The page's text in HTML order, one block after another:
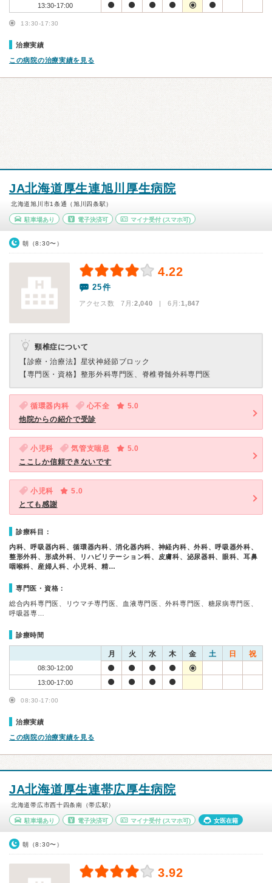
13:30-17:00
13:30-17:30
治療実績
この病院の治療実績を見る
JA北海道厚生連旭川厚生病院
北海道旭川市1条通（旭川四条駅）
駐車場あり 電子決済可 マイナ受付 (スマホ可)
朝（8:30〜）
4.22
25件
アクセス数 7月:2,040 | 6月:1,847
頸椎症について
【診療・治療法】 星状神経節ブロック
【専門医・資格】 整形外科専門医、脊椎脊髄外科専門医
循環器内科 心不全
5.0
他院からの紹介で受診
小児科 気管支喘息
5.0
ここしか信頼できないです
小児科
5.0
とても感謝
診療科目：
内科、呼吸器内科、循環器内科、消化器内科、神経内科、外科、呼吸器外科、
整形外科、形成外科、リハビリテーション科、皮膚科、泌尿器科、眼科、耳鼻
咽喉科、産婦人科、小児科、精…
専門医・資格：
総合内科専門医、リウマチ専門医、血液専門医、外科専門医、糖尿病専門医、
呼吸器専…
診療時間
月 火 水 木 金 土 日 祝
08:30-12:00
13:00-17:00
08:30-17:00
治療実績
この病院の治療実績を見る
JA北海道厚生連帯広厚生病院
北海道帯広市西十四条南（帯広駅）
駐車場あり 電子決済可 マイナ受付 (スマホ可) 女医在籍
朝（8:30〜）
3.92